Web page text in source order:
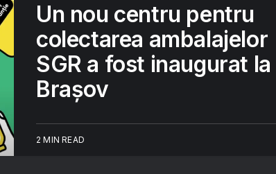
Un nou centru pentru
colectarea ambalajelor
SGR a fost inaugurat la
Brașov
2 MIN READ